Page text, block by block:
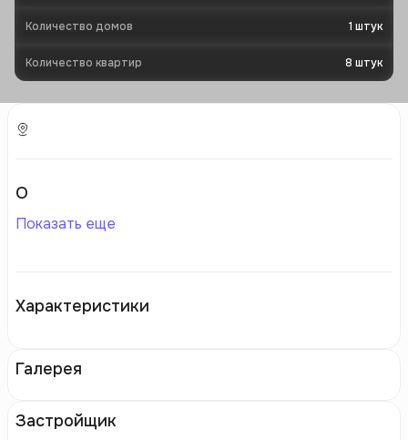
Количество домов 1 штук
Количество квартир 8 штук
О
Показать еще
Характеристики
Галерея
Застройщик